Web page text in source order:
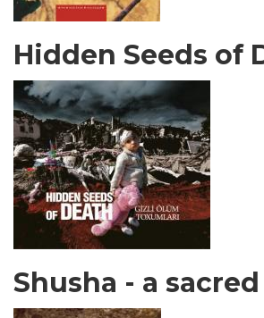
Hidden Seeds of
Shusha - a